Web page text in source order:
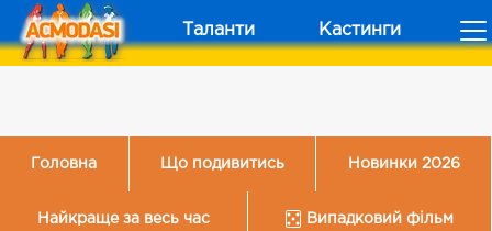
Таланти Кастинги
Головна Що подивитись Новинки 2026
Найкраще за весь час Випадковий фільм